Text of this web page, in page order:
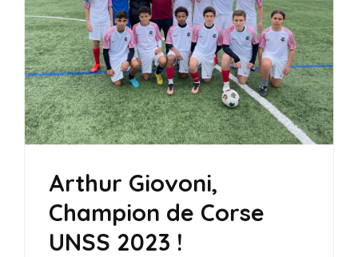
Arthur Giovoni,
Champion de Corse
UNSS 2023 !